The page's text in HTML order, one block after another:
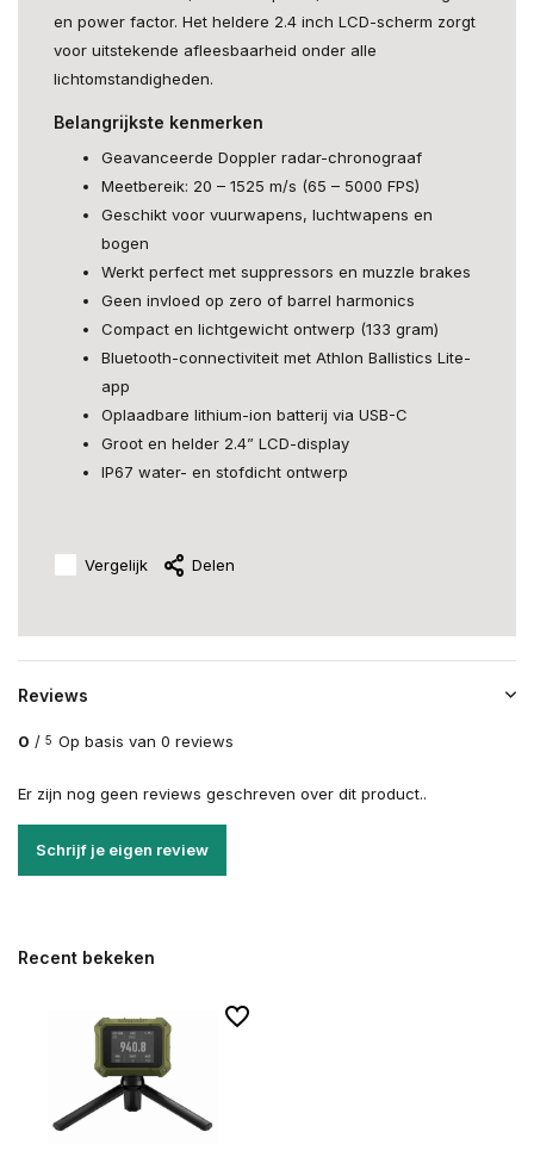
en power factor. Het heldere 2.4 inch LCD-scherm zorgt
voor uitstekende afleesbaarheid onder alle
lichtomstandigheden.
Belangrijkste kenmerken
Geavanceerde Doppler radar-chronograaf
Meetbereik: 20 – 1525 m/s (65 – 5000 FPS)
Geschikt voor vuurwapens, luchtwapens en
bogen
Werkt perfect met suppressors en muzzle brakes
Geen invloed op zero of barrel harmonics
Compact en lichtgewicht ontwerp (133 gram)
Bluetooth-connectiviteit met Athlon Ballistics Lite-
app
Oplaadbare lithium-ion batterij via USB-C
Groot en helder 2.4” LCD-display
IP67 water- en stofdicht ontwerp
Vergelijk Delen
Reviews
0 / 5 Op basis van 0 reviews
Er zijn nog geen reviews geschreven over dit product..
Schrijf je eigen review
Recent bekeken